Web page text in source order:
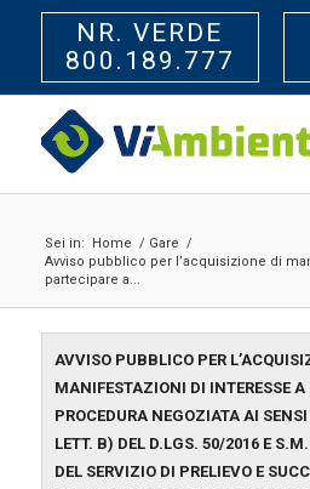
NR. VERDE
800.189.777
Sei in: Home / Gare /
Avviso pubblico per l’acquisizione di
partecipare a...
AVVISO PUBBLICO PER
MANIFESTAZIONI DI INTERESSE A
PROCEDURA NEGOZIATA AI SENSI
LETT. B) DEL D.LGS. 50/2016 E
DEL SERVIZIO DI PRELIEVO E